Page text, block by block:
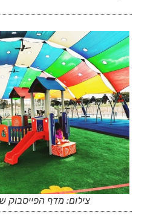
צילום: מדף הפייסבוק